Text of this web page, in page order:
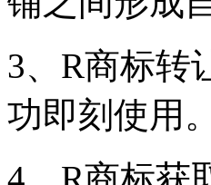
3、R商标转
功即刻使用。